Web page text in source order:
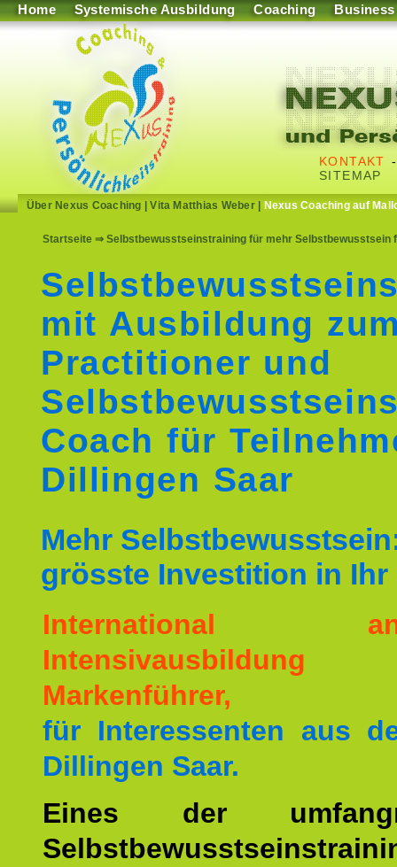
Home Systemische Ausbildung Coaching Business
KONTAKT
SITEMAP
Über Nexus Coaching |Vita Matthias Weber| Nexus Coaching auf
Startseite ⇒ Selbstbewusstseinstraining für mehr Selbstbewusstsein
mit Ausbildung
Practitioner und
Coach für
Dillingen Saar
Mehr
grösste Investition in Ihr
International
Markenführer,
für Interessenten aus
Dillingen Saar.
Eines der